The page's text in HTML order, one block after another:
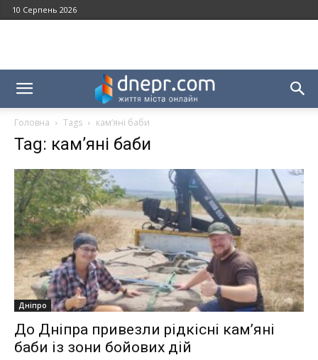
10 Серпень 2026
Головна Tags кам’яні баби
Tag: кам’яні баби
Дніпро
До Дніпра привезли рідкісні кам’яні
баби із зони бойових дій